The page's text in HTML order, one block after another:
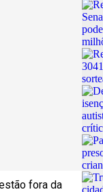
fora da